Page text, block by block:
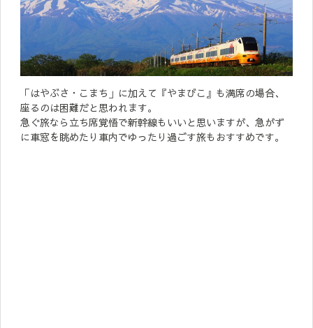
「はやぶさ・こまち」に加えて『やまびこ』も満席の場合、
座るのは困難だと思われます。
急ぐ旅なら立ち席覚悟で新幹線もいいと思いますが、急がず
に車窓を眺めたり車内でゆったり過ごす旅もおすすめです。